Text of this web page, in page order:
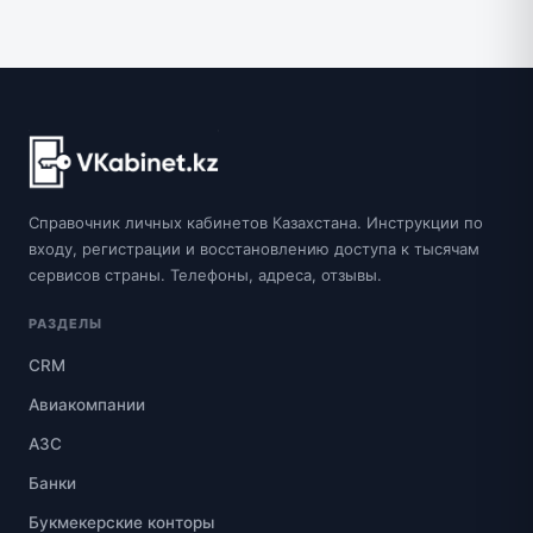
Справочник личных кабинетов Казахстана. Инструкции по
входу, регистрации и восстановлению доступа к тысячам
сервисов страны. Телефоны, адреса, отзывы.
РАЗДЕЛЫ
CRM
Авиакомпании
АЗС
Банки
Букмекерские конторы